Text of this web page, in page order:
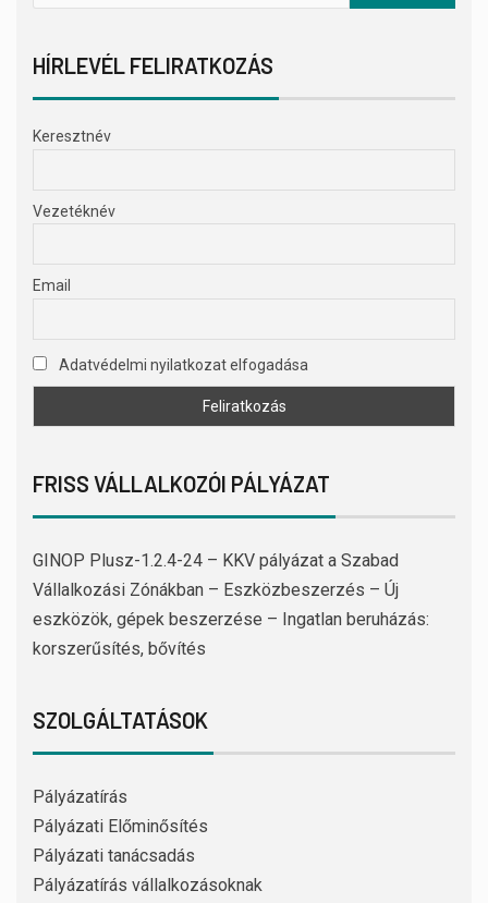
HÍRLEVÉL FELIRATKOZÁS
Keresztnév
Vezetéknév
Email
Adatvédelmi nyilatkozat elfogadása
FRISS VÁLLALKOZÓI PÁLYÁZAT
GINOP Plusz-1.2.4-24 – KKV pályázat a Szabad
Vállalkozási Zónákban – Eszközbeszerzés – Új
eszközök, gépek beszerzése – Ingatlan beruházás:
korszerűsítés, bővítés
SZOLGÁLTATÁSOK
Pályázatírás
Pályázati Előminősítés
Pályázati tanácsadás
Pályázatírás vállalkozásoknak